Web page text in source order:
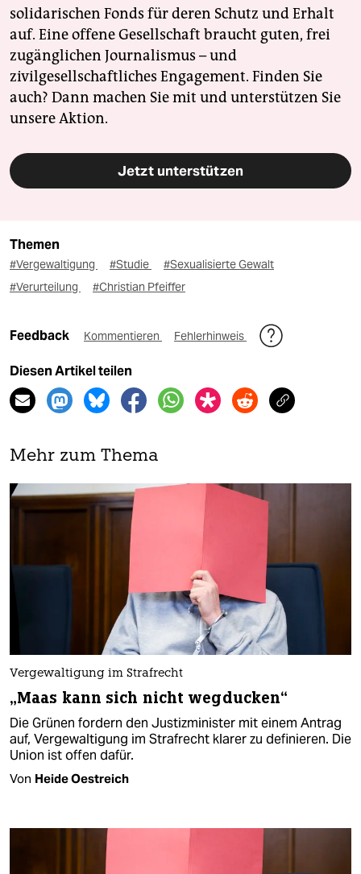
solidarischen Fonds für deren Schutz und Erhalt
auf. Eine offene Gesellschaft braucht guten, frei
zugänglichen Journalismus – und
zivilgesellschaftliches Engagement. Finden Sie
auch? Dann machen Sie mit und unterstützen Sie
unsere Aktion.
Jetzt unterstützen
Themen
#Vergewaltigung #Studie
#Sexualisierte Gewalt
#Verurteilung
#Christian Pfeiffer
Feedback Kommentieren Fehlerhinweis
Diesen Artikel teilen
Mehr zum Thema
Vergewaltigung im Strafrecht
„Maas kann sich nicht wegducken“
Die Grünen fordern den Justizminister mit einem Antrag
auf, Vergewaltigung im Strafrecht klarer zu definieren. Die
Union ist offen dafür.
Von Heide Oestreich